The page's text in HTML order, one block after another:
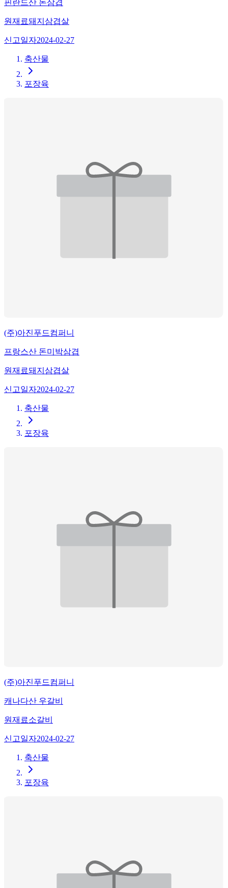
핀란드산 돈삼겹
원재료돼지삼겹살
신고일자2024-02-27
축산물
포장육
(주)아진푸드컴퍼니
프랑스산 돈미박삼겹
원재료돼지삼겹살
신고일자2024-02-27
축산물
포장육
(주)아진푸드컴퍼니
캐나다산 우갈비
원재료소갈비
신고일자2024-02-27
축산물
포장육